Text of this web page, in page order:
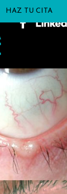
HAZ TU CITA